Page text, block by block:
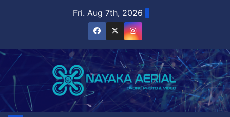
Fri. Aug 7th, 2026